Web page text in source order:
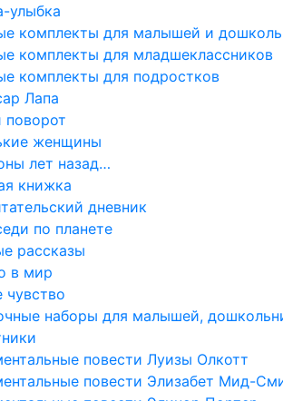
улыбка
комплекты для малышей и
комплекты для младшеклассников
комплекты для подростков
Лапа
поворот
женщины
лет назад…
книжка
дневник
по планете
рассказы
в мир
чувство
наборы для малышей,
повести Луизы Олкотт
повести Элизабет Мид-